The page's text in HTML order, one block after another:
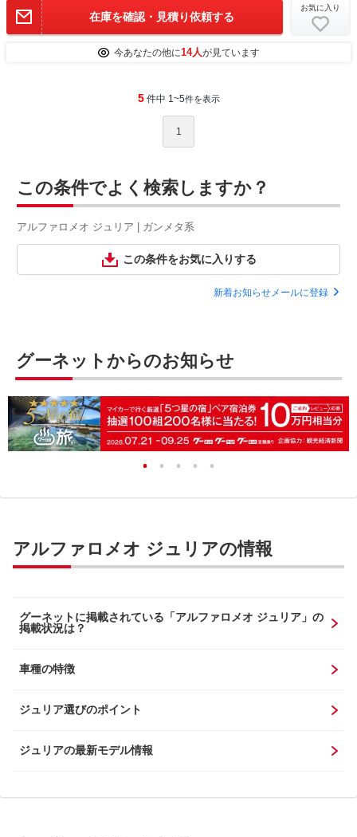
在庫を確認・見積り依頼する
お気に入り
今あなたの他に14人が見ています
5 件中 1~5件を表示
1
この条件でよく検索しますか？
アルファロメオ ジュリア | ガンメタ系
この条件をお気に入りする
新着お知らせメールに登録
グーネットからのお知らせ
アルファロメオ ジュリアの情報
グーネットに掲載されている「アルファロメオ ジュリア」の
掲載状況は？
車種の特徴
ジュリア選びのポイント
ジュリアの最新モデル情報